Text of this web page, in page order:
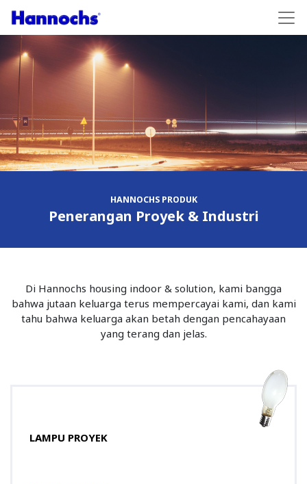
HANNOCHS PRODUK
Penerangan Proyek & Industri
Di Hannochs housing indoor & solution, kami bangga
bahwa jutaan keluarga terus mempercayai kami, dan kami
tahu bahwa keluarga akan betah dengan pencahayaan
yang terang dan jelas.
LAMPU PROYEK